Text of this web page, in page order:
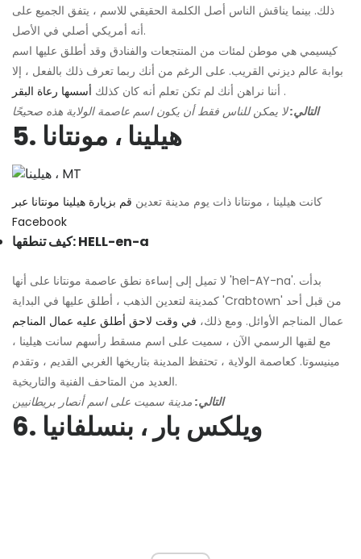
ذلك. بينما يناقش الناس أصل الكلمة الحقيقي للاسم ، يتفق الجميع على
أنه أمريكي أصلي في الأصل.
كيسيمي هي موطن لمئات من المنتجعات والفنادق وقد أطلق عليها اسم
بوابة عالم ديزني القريب. على الرغم من أنك ربما تعرف ذلك بالفعل ، إلا
أننا نراهن أنك لم تكن تعلم أنه كان كذلك أسسها رعاة البقر
.
التالي:لا يمكن للناس فقط أن يكون اسم عاصمة الولاية هذه صحيحًا
5. هيلينا ، مونتانا
كانت هيلينا ، مونتانا ذات يوم مدينة تعدين قم بزيارة هيلينا مونتانا عبر
Facebook
كيف تنطقها: HELL-en-a
لا تميل إلى إساءة نطق عاصمة مونتانا على أنها 'hel-AY-na'. بدأت
كمدينة لتعدين الذهب ، أطلق عليها في البداية 'Crabtown' من قبل أحد
عمال المناجم الأوائل. ومع ذلك، في وقت لاحق أطلق عليه عمال المناجم
مع لقبها الرسمي الآن ، سميت على اسم مسقط رأسهم سانت هيلينا ،
مينيسوتا. كعاصمة الولاية ، تحتفظ المدينة بتاريخها الغربي القديم ، وتقدم
العديد من المتاحف الفنية والتاريخية.
التالي: مدينة سميت على اسم أنصار بريطانيين
6. ويلكس بار ، بنسلفانيا